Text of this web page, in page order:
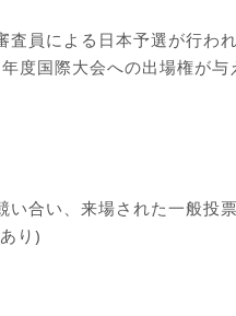
査員による日本予選が行わ
度国際大会への出場権が
い合い、来場された一般投
り)